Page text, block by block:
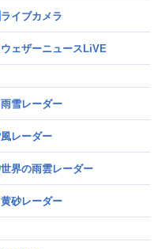
ライブカメラ
ウェザーニュースLiVE
雨雪レーダー
風レーダー
世界の雨雲レーダー
黄砂レーダー